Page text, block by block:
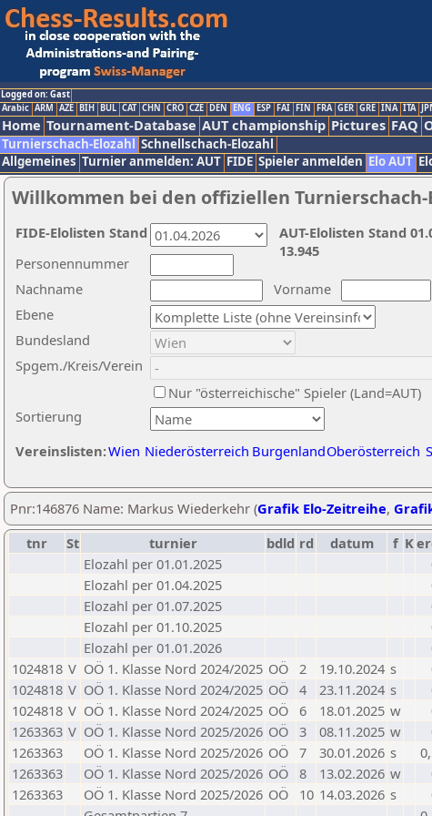
Logged on: Gast
Arabic ARM AZE BIH BUL CAT CHN CRO CZE DEN ENG ESP FAI FIN FRA GER GRE INA ITA
Home Tournament-Database AUT championship Pictures FAQ
Turnierschach-Elozahl Schnellschach-Elozahl
Allgemeines Turnier anmelden: AUT FIDE Spieler anmelden Elo AUT
Willkommen bei den offiziellen Turnierschach-
Nachname
Vorname
Ebene
Sortierung
Personennummer
Bundesland
Spgem./Kreis/Verein
Nur "österreichische" Spieler (Land=AUT)
Vereinslisten:Wien Niederösterreich BurgenlandOberösterreich
AUT-Elolisten Stand
13.945
FIDE-Elolisten Stand
Pnr:146876 Name: Markus Wiederkehr (Grafik Elo-Zeitreihe,
tnr
St turnier bdld rd datum f K
Elozahl per 01.01.2025
Elozahl per 01.04.2025
Elozahl per 01.07.2025
Elozahl per 01.10.2025
Elozahl per 01.01.2026
1024818 V OÖ 1. Klasse Nord 2024/2025 OÖ 2 19.10.2024 s
1024818 V OÖ 1. Klasse Nord 2024/2025 OÖ 4 23.11.2024 s
1024818 V OÖ 1. Klasse Nord 2024/2025 OÖ 6 18.01.2025 w
1263363 V OÖ 1. Klasse Nord 2025/2026 OÖ 3 08.11.2025 w
1263363
OÖ 1. Klasse Nord 2025/2026 OÖ 7 30.01.2026 s
1263363
OÖ 1. Klasse Nord 2025/2026 OÖ 8 13.02.2026 w
1263363
OÖ 1. Klasse Nord 2025/2026 OÖ 10 14.03.2026 s